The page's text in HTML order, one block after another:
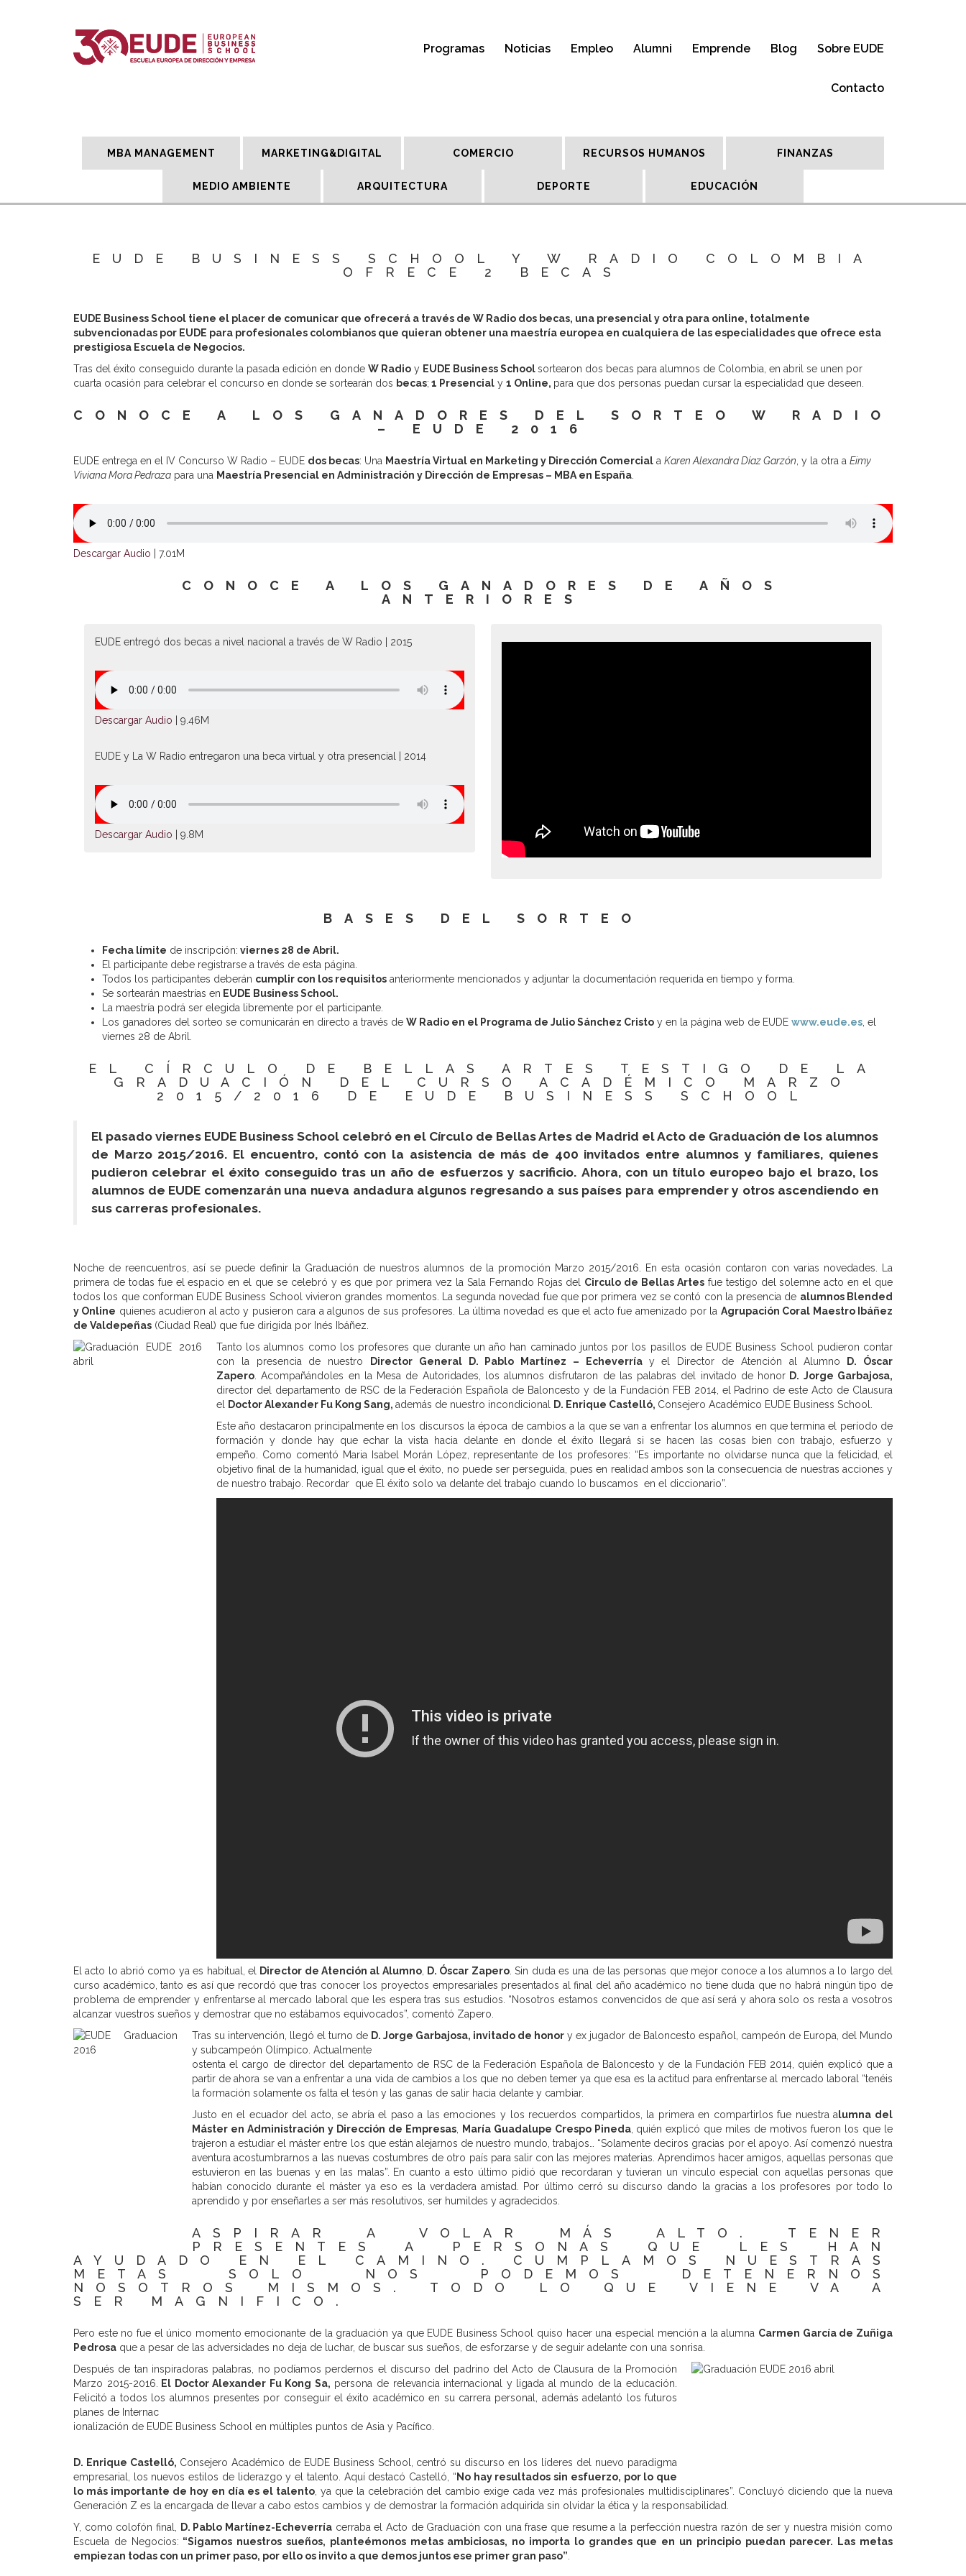
Programas Noticias Empleo Alumni Emprende Blog Sobre EUDE
Contacto
MBA MANAGEMENT MARKETING&DIGITAL COMERCIO RECURSOS HUMANOS FINANZAS
MEDIO AMBIENTE ARQUITECTURA DEPORTE EDUCACIÓN
EUDE BUSINESS SCHOOL Y W RADIO COLOMBIA
OFRECE 2 BECAS
EUDE Business School tiene el placer de comunicar que ofrecerá a través de W Radio dos becas, una presencial y otra para online, totalmente
subvencionadas por EUDE para profesionales colombianos que quieran obtener una maestría europea en cualquiera de las especialidades que ofrece esta
prestigiosa Escuela de Negocios.
Tras del éxito conseguido durante la pasada edición en donde W Radio y EUDE Business Schoolsortearon dos becas para alumnos de Colombia, en abril se unen por
cuarta ocasión para celebrar el concurso en donde se sortearán dos becas; 1 Presencial y 1 Online, para que dos personas puedan cursar la especialidad que deseen.
CONOCE A LOS GANADORES DEL SORTEO W RADIO
– EUDE 2016
EUDE entrega en el IV Concurso W Radio – EUDE dos becas: Una Maestría Virtual en Marketing y Dirección Comercial a Karen Alexandra Díaz Garzón , y la otra a Eimy
Viviana Mora Pedraza para una Maestría Presencial en Administración y Dirección de Empresas – MBA en España
Descargar Audio | 7.01M
CONOCE A LOS GANADORES DE AÑOS
ANTERIORES
EUDE entregó dos becas a nivel nacional a través de W Radio | 2015
Descargar Audio | 9.46M
EUDE y La W Radio entregaron una beca virtual y otra presencial | 2014
Descargar Audio | 9.8M
BASES DEL SORTEO
Fecha límite de inscripción: viernes 28 de Abril.
El participante debe registrarse a través de esta página.
Todos los participantes deberán cumplir con los requisitos anteriormente mencionados y adjuntar la documentación requerida en tiempo y forma.
Se sortearán maestrías en EUDE Business School.
La maestría podrá ser elegida libremente por el participante.
Los ganadores del sorteo se comunicarán en directo a través de W Radio en el Programa de Julio Sánchez Cristo y en la página web de EUDE www.eude.es , el
viernes 28 de Abril.
EL CÍRCULO DE BELLAS ARTES TESTIGO DE LA
GRADUACIÓN DEL CURSO ACADÉMICO MARZO
2015/2016 DE EUDE BUSINESS SCHOOL
El pasado viernes EUDE Business School celebró en el Círculo de Bellas Artes de Madrid el Acto de Graduación de los alumnos
de Marzo 2015/2016. El encuentro, contó con la asistencia de más de 400 invitados entre alumnos y familiares, quienes
pudieron celebrar el éxito conseguido tras un año de esfuerzos y sacrificio. Ahora, con un título europeo bajo el brazo, los
alumnos de EUDE comenzarán una nueva andadura algunos regresando a sus países para emprender y otros ascendiendo en
sus carreras profesionales.
Noche de reencuentros, así se puede definir la Graduación de nuestros alumnos de la promoción Marzo 2015/2016. En esta ocasión contaron con varias novedades. La
primera de todas fue el espacio en el que se celebró y es que por primera vez la Sala Fernando Rojas del Circulo de Bellas Artesfue testigo del solemne acto en el que
todos los que conforman EUDE Business School vivieron grandes momentos. La segunda novedad fue que por primera vez se contó con la presencia de alumnos Blended
y Online quienes acudieron al acto y pusieron cara a algunos de sus profesores. La última novedad es que el acto fue amenizado por la Agrupación Coral Maestro Ibáñez
de Valdepeñas (Ciudad Real) que fue dirigida por Inés Ibáñez.
Tanto los alumnos como los profesores que durante un año han caminado juntos por los pasillos de EUDE Business School pudieron contar
con la presencia de nuestro
Director General D. Pablo Martínez – Echeverría y el Director de Atención al Alumno D. Óscar
Zapero . Acompañándoles en la Mesa de Autoridades, los alumnos disfrutaron de las palabras del invitado de honor D. Jorge Garbajosa,
director del departamento de RSC de la Federación Española de Baloncesto y de la Fundación FEB 2014, el Padrino de este Acto de Clausura
el
Doctor Alexander Fu Kong Sang, además de nuestro incondicional D. Enrique Castelló, Consejero Académico EUDE Business School.
Este año destacaron principalmente en los discursos la época de cambios a la que se van a enfrentar los alumnos en que termina el período de
formación y donde hay que echar la vista hacia delante en donde el éxito llegará si se hacen las cosas bien con trabajo, esfuerzo y
empeño. Como comentó Maria Isabel Morán López, representante de los profesores: “Es importante no olvidarse nunca que la felicidad, el
objetivo final de la humanidad, igual que el éxito, no puede ser perseguida, pues en realidad ambos son la consecuencia de nuestras acciones y
de nuestro trabajo. Recordar que El éxito solo va delante del trabajo cuando lo buscamos en el diccionario”.
El acto lo abrió como ya es habitual, el Director de Atención al Alumno, D. Óscar Zapero. Sin duda es una de las personas que mejor conoce a los alumnos a lo largo del
curso académico, tanto es así que recordó que tras conocer los proyectos empresariales presentados al final del año académico no tiene duda que no habrá ningún tipo de
problema de emprender y enfrentarse al mercado laboral que les espera tras sus estudios. “Nosotros estamos convencidos de que así será y ahora solo os resta a vosotros
alcanzar vuestros sueños y demostrar que no estábamos equivocados”, comentó Zapero.
Tras su intervención, llegó el turno de D. Jorge Garbajosa, invitado de honor y ex jugador de Baloncesto español, campeón de Europa, del Mundo
y subcampeón Olímpico. Actualmente
ostenta el cargo de director del departamento de RSC de la Federación Española de Baloncesto y de la Fundación FEB 2014, quién explicó que a
partir de ahora se van a enfrentar a una vida de cambios a los que no deben temer ya que esa es la actitud para enfrentarse al mercado laboral “tenéis
la formación solamente os falta el tesón y las ganas de salir hacia delante y cambiar.
Justo en el ecuador del acto, se abría el paso a las emociones y los recuerdos compartidos, la primera en compartirlos fue nuestra alumna del
Máster en Administración y Dirección de Empresas, María Guadalupe Crespo Pineda, quién explicó que miles de motivos fueron los que le
trajeron a estudiar el máster entre los que están alejarnos de nuestro mundo, trabajos… “Solamente deciros gracias por el apoyo. Así comenzó nuestra
aventura acostumbrarnos a las nuevas costumbres de otro país para salir con las mejores materias. Aprendimos hacer amigos, aquellas personas que
estuvieron en las buenas y en las malas”. En cuanto a esto último pidió que recordaran y tuvieran un vínculo especial con aquellas personas que
habían conocido durante el máster ya eso es la verdadera amistad. Por último cerró su discurso dando la gracias a los profesores por todo lo
aprendido y por enseñarles a ser más resolutivos, ser humildes y agradecidos.
ASPIRAR A VOLAR MÁS ALTO. TENER
PRESENTES A PERSONAS QUE LES HAN
AYUDADO EN EL CAMINO. CUMPLAMOS NUESTRAS
METAS SOLO NOS PODEMOS DETENERNOS
NOSOTROS MISMOS. TODO LO QUE VIENE VA A
SER MAGNIFICO.
Pero este no fue el único momento emocionante de la graduación ya que EUDE Business School quiso hacer una especial mención a la alumna Carmen García de Zuñiga
Pedrosa que a pesar de las adversidades no deja de luchar, de buscar sus sueños, de esforzarse y de seguir adelante con una sonrisa.
Después de tan inspiradoras palabras, no podíamos perdernos el discurso del padrino del Acto de Clausura de la Promoción
Marzo 2015-2016. El Doctor Alexander Fu Kong Sa, persona de relevancia internacional y ligada al mundo de la educación.
Felicitó a todos los alumnos presentes por conseguir el éxito académico en su carrera personal, además adelantó los futuros
planes de Internac
ionalización de EUDE Business School en múltiples puntos de Asia y Pacífico.
D. Enrique Castelló, Consejero Académico de EUDE Business School, centró su discurso en los líderes del nuevo paradigma
empresarial, los nuevos estilos de liderazgo y el talento. Aquí destacó Castelló, “No hay resultados sin esfuerzo, por lo que
lo más importante de hoy en día es el talento, ya que la celebración del cambio exige cada vez más profesionales multidisciplinares”. Concluyó diciendo que la nueva
Generación Z es la encargada de llevar a cabo estos cambios y de demostrar la formación adquirida sin olvidar la ética y la responsabilidad.
Y, como colofón final, D. Pablo Martínez-Echeverría cerraba el Acto de Graduación con una frase que resume a la perfección nuestra razón de ser y nuestra misión como
Escuela de Negocios: “Sigamos nuestros sueños, planteémonos metas ambiciosas, no importa lo grandes que en un principio puedan parecer. Las metas
empiezan todas con un primer paso, por ello os invito a que demos juntos ese primer gran paso”.